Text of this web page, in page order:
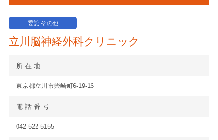
委託:その他
立川脳神経外科クリニック
所 在 地
東京都立川市柴崎町6-19-16
電 話 番 号
042-522-5155